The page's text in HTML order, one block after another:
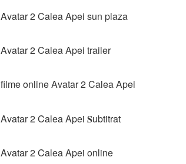
Avatar 2 Calea Apei sun plaza
Avatar 2 Calea Apei trailer
filme online Avatar 2 Calea Apei
Avatar 2 Calea Apei 𝐒ubtitrat
Avatar 2 Calea Apei online